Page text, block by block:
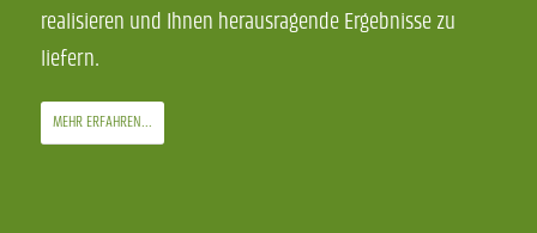
realisieren und Ihnen herausragende Ergebnisse zu
liefern.
MEHR ERFAHREN...